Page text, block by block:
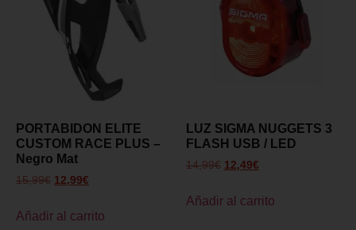
PORTABIDON ELITE
CUSTOM RACE PLUS –
Negro Mat
15,99€ 12,99€
Añadir al carrito
LUZ SIGMA NUGGETS 3
FLASH USB / LED
14,99€ 12,49€
Añadir al carrito